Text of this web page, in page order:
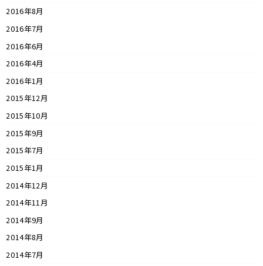
2016年8月
2016年7月
2016年6月
2016年4月
2016年1月
2015年12月
2015年10月
2015年9月
2015年7月
2015年1月
2014年12月
2014年11月
2014年9月
2014年8月
2014年7月